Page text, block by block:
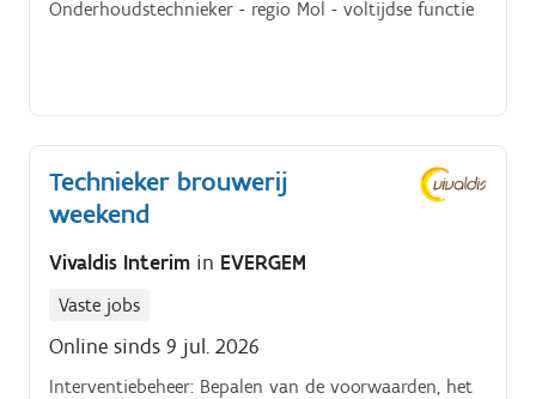
herhalende storingen te vermijden Technische
verantwoordelijken Toezien op orde, netheid en
veiligheid binnen je werkzone
Onderhoudstechnieker - regio Mol - voltijdse functie
Technieker brouwerij
weekend
Vivaldis Interim in EVERGEM
Vaste jobs
Online sinds 9 jul. 2026
Interventiebeheer: Bepalen van de voorwaarden, het